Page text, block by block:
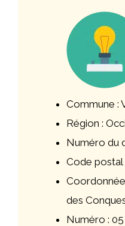
Commune :
Région :
Numéro du
Code postal
des
Numéro :